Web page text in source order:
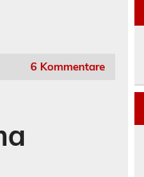
6 Kommentare